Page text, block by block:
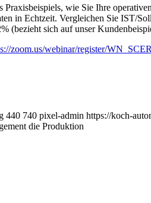
wie Sie Ihre
in Echtzeit. Vergleichen Sie IST/
(bezieht sich auf unser
zoom.us/webinar/register/
440 740 pixel-admin https://koch-
die Produktion